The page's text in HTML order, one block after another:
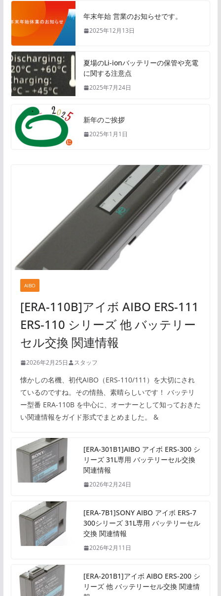
年末年始 営業のお知らせです。
2025年12月13日
夏場のLi-ionバッテリーの保管や充電
に関する注意点
2025年7月24日
新年のご挨拶
2025年1月1日
AIBO
[ERA-110B]アイボ AIBO ERS-111
ERS-110 シリーズ 他 バッテリー
セル交換 関連情報
2026年2月25日 スタッフ
懐かしの名機、初代AIBO（ERS-110/111）を大切にされ
ているのですね。その情熱、素晴らしいです！ バッテリ
ー型番 ERA-110B を中心に、オーナーとして知っておきた
い関連情報をガイド形式でまとめました。 &
[ERA-301B1]AIBO アイボ ERS-300 シ
リーズ 31L専用 バッテリーセル交換
関連情報
2026年2月24日
[ERA-7B1]SONY AIBO アイボ ERS-7
300シリーズ 31L専用 バッテリーセル
交換 関連情報
2026年2月11日
[ERA-201B1]アイボ AIBO ERS-200 シ
リーズ 他 バッテリーセル交換 関連情